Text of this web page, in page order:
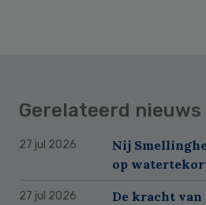
Gerelateerd nieuws
27 jul 2026
Nij
op
27 jul 2026
De kracht van